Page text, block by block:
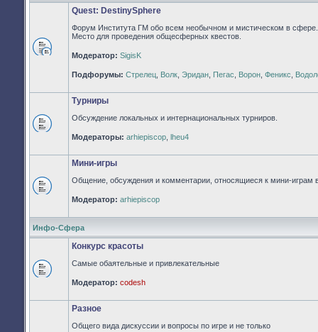
Нет
сообщений
Quest: DestinySphere
Форум Института ГМ обо всем необычном и мистическом в сфере.
Место для проведения общесферных квестов.
Модератор: SigisK
Подфорумы: Стрелец Волк Эридан Пегас Ворон Феникс
Нет
непрочитанных
Турниры
Обсуждение локальных и интернациональных турниров.
Модераторы: arhiepiscop lheu4
Нет
непрочитанных
Мини-игры
Общение, обсуждения и комментарии, относящиеся к мини-играм
Модератор: arhiepiscop
Инфо-Сфера
Нет
непрочитанных
Конкурс красоты
Самые обаятельные и привлекательные
Модератор: codesh
Разное
Общего вида дискуссии и вопросы по игре и не только